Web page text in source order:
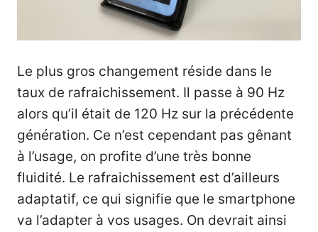
Le plus gros changement réside dans le
taux de rafraichissement. Il passe à 90 Hz
alors qu’il était de 120 Hz sur la précédente
génération. Ce n’est cependant pas gênant
à l’usage, on profite d’une très bonne
fluidité. Le rafraichissement est d’ailleurs
adaptatif, ce qui signifie que le smartphone
va l’adapter à vos usages. On devrait ainsi